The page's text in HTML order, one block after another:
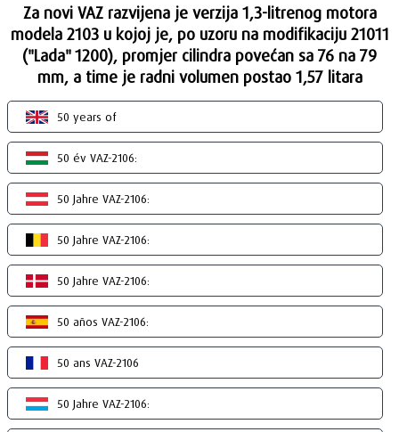
Za novi VAZ razvijena je verzija 1,3-litrenog motora
modela 2103 u kojoj je, po uzoru na modifikaciju 21011
("Lada" 1200), promjer cilindra povećan sa 76 na 79
mm, a time je radni volumen postao 1,57 litara
50 years of
50 év VAZ-2106:
50 Jahre VAZ-2106:
50 Jahre VAZ-2106:
50 Jahre VAZ-2106:
50 años VAZ-2106:
50 ans VAZ-2106
50 Jahre VAZ-2106: